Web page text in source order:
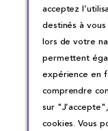
acceptez
destinés à
lors de votre
permettent
expérience en
comprendre
sur
cookies. Vous